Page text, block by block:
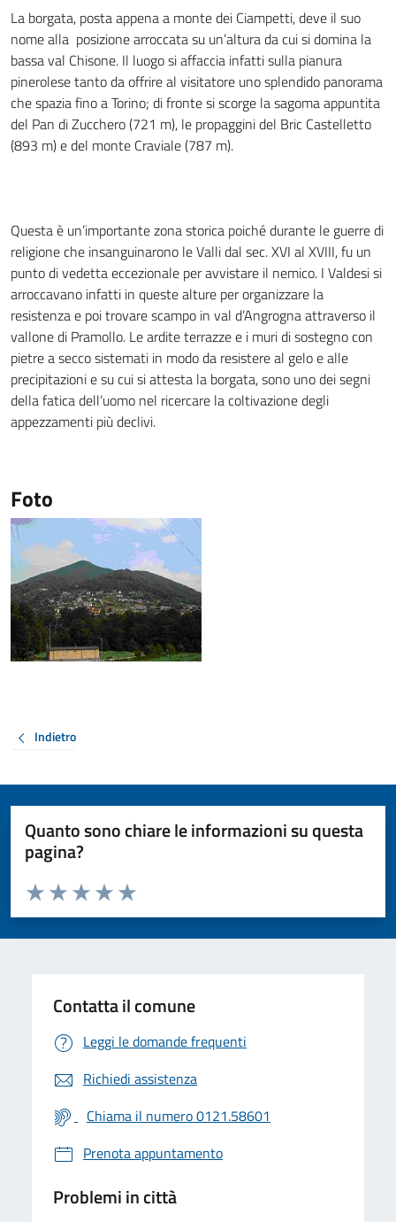
La borgata, posta appena a monte dei Ciampetti, deve il suo
nome alla posizione arroccata su un’altura da cui si domina la
bassa val Chisone. Il luogo si affaccia infatti sulla pianura
pinerolese tanto da offrire al visitatore uno splendido panorama
che spazia fino a Torino; di fronte si scorge la sagoma appuntita
del Pan di Zucchero (721 m), le propaggini del Bric Castelletto
(893 m) e del monte Craviale (787 m).
Questa è un’importante zona storica poiché durante le guerre di
religione che insanguinarono le Valli dal sec. XVI al XVIII, fu un
punto di vedetta eccezionale per avvistare il nemico. I Valdesi si
arroccavano infatti in queste alture per organizzare la
resistenza e poi trovare scampo in val d’Angrogna attraverso il
vallone di Pramollo. Le ardite terrazze e i muri di sostegno con
pietre a secco sistemati in modo da resistere al gelo e alle
precipitazioni e su cui si attesta la borgata, sono uno dei segni
della fatica dell’uomo nel ricercare la coltivazione degli
appezzamenti più declivi.
Foto
Indietro
Quanto sono chiare le informazioni su questa
pagina?
Valuta da 1 a 5 stelle la pagina
Valuta 5 stelle su 5
Valuta 4 stelle su 5
Valuta 3 stelle su 5
Valuta 2 stelle su 5
Valuta 1 stelle su 5
Contatta il comune
Leggi le domande frequenti
Richiedi assistenza
Chiama il numero 0121.58601
Prenota appuntamento
Problemi in città